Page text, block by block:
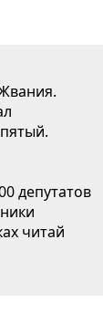
депутатов
читай